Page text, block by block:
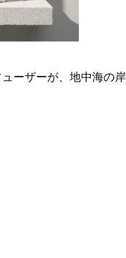
ーザーが、地中海の岸